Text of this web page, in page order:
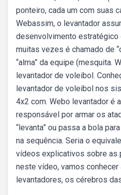
ponteiro, cada um com suas
Webassim, o levantador
desenvolvimento estratégico
muitas vezes é chamado de
“alma” da equipe (mesquita.
levantador de voleibol.
levantador de voleibol nos
4x2 com. Webo levantador é
responsável por armar os
“levanta” ou passa a bola
na sequência. Seria o
vídeos explicativos sobre as
neste vídeo, vamos conhecer
levantadores, os cérebros